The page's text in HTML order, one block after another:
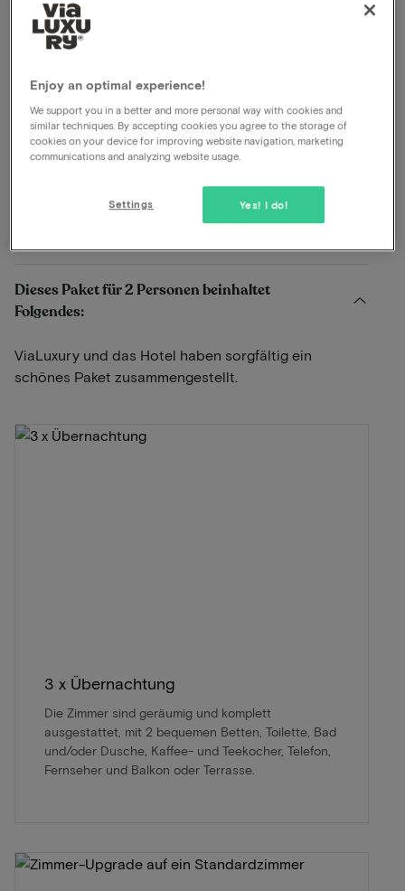
entspannen. Am Fuße der Dünen finden Sie eine große
Vielfalt an Einrichtungen. Im Hotel selbst können Sie
Weiterlesen
Inklusive Frühstück
Inklusive Abendessen
Schwimmbad vorhanden
Dieses Paket für 2 Personen beinhaltet
Folgendes:
ViaLuxury und das Hotel haben sorgfältig ein
schönes Paket zusammengestellt.
3 x Übernachtung
Die Zimmer sind geräumig und komplett
ausgestattet, mit 2 bequemen Betten, Toilette, Bad
und/oder Dusche, Kaffee- und Teekocher, Telefon,
Fernseher und Balkon oder Terrasse.
Enjoy an optimal experience!
We support you in a better and more personal way with cookies and
similar techniques. By accepting cookies you agree to the storage of
cookies on your device for improving website navigation, marketing
communications and analyzing website usage.
Yes! I do!
Settings